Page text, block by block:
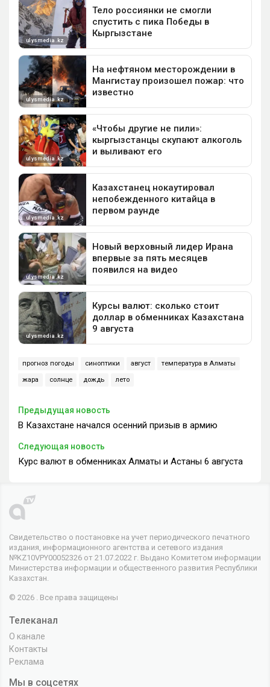
прогноз погоды синоптики август температура в Алматы
жара солнце дождь лето
Предыдущая новость
В Казахстане начался осенний призыв в армию
Следующая новость
Курс валют в обменниках Алматы и Астаны 6 августа
Свидетельство о постановке на учет периодического печатного
издания, информационного агентства и сетевого издания
№KZ10VPY00052326 от 21.07.2022 г. Выдано Комитетом информации
Министерства информации и общественного развития Республики
Казахстан.
© 2026 . Все права защищены
Телеканал
О канале
Контакты
Реклама
Мы в соцсетях